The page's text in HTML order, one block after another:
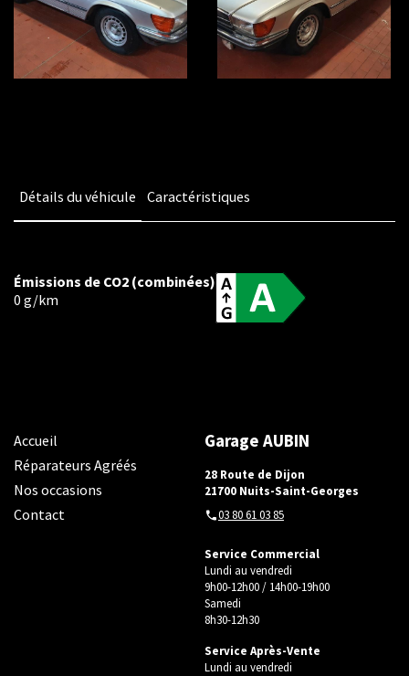
Nos occasions
Réparateurs Agréés
Détails du véhicule Caractéristiques
Émissions de CO2 (combinées)
0 g/km
Accueil
Réparateurs Agréés
Nos occasions
Contact
Garage AUBIN
28 Route de Dijon
21700 Nuits-Saint-Georges
03 80 61 03 85
Service Commercial
Lundi au vendredi
9h00-12h00 / 14h00-19h00
Samedi
8h30-12h30
Service Après-Vente
Lundi au vendredi